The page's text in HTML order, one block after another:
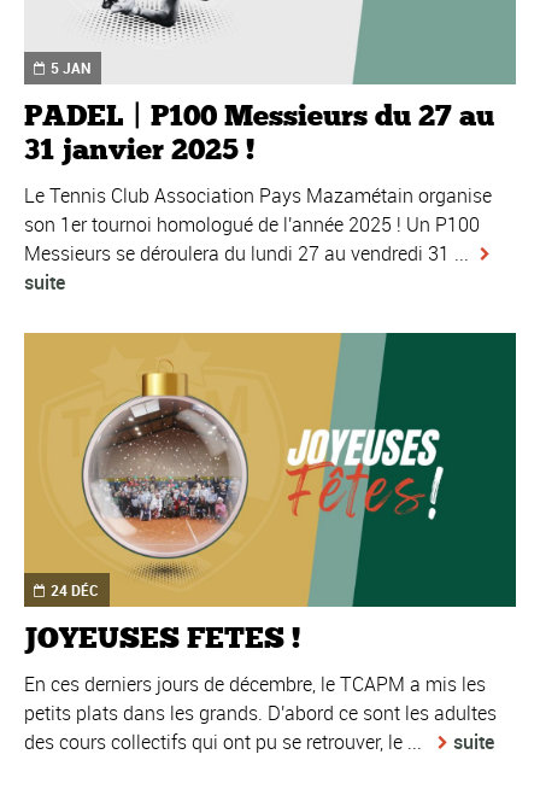
5 JAN
PADEL | P100 Messieurs du 27 au
31 janvier 2025 !
Le Tennis Club Association Pays Mazamétain organise
son 1er tournoi homologué de l'année 2025 ! Un P100
Messieurs se déroulera du lundi 27 au vendredi 31 ...
suite
24 DÉC
JOYEUSES FETES !
En ces derniers jours de décembre, le TCAPM a mis les
petits plats dans les grands. D'abord ce sont les adultes
des cours collectifs qui ont pu se retrouver, le ...
suite